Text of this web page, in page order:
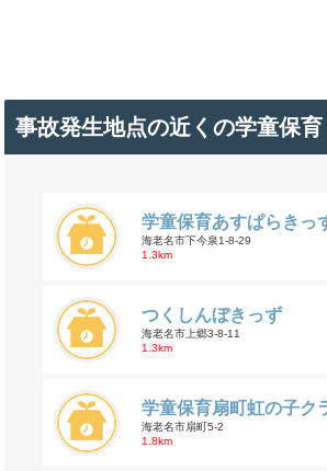
事故発生地点の近くの学童保育
学童保育あすぱらきっ
海老名市下今泉1-8-29
1.3km
つくしんぼきっず
海老名市上郷3-8-11
1.3km
学童保育扇町虹の子ク
海老名市扇町5-2
1.8km